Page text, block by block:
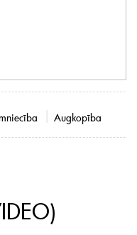
Augkopība